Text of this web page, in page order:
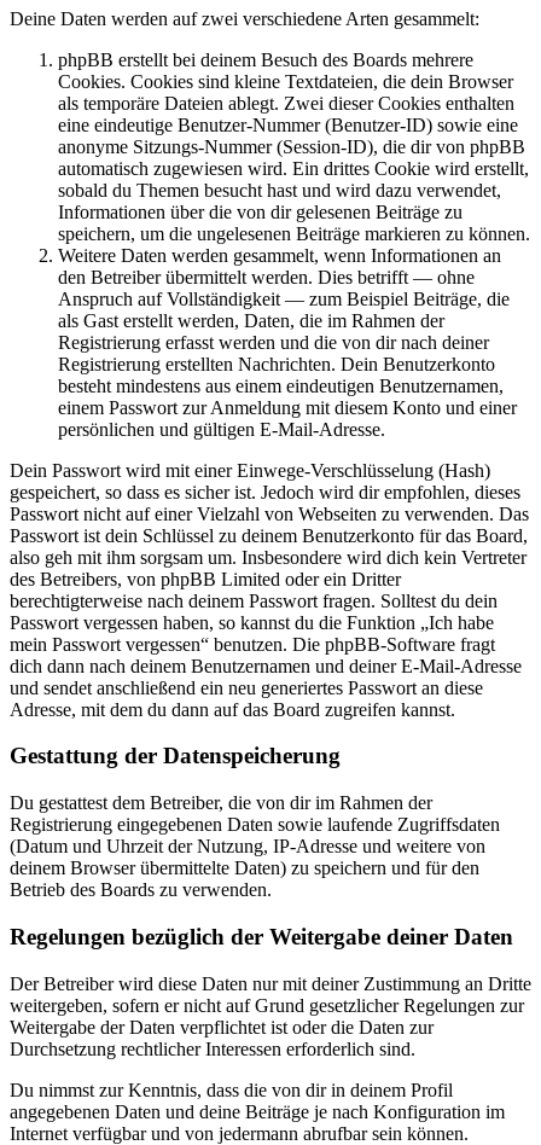
Deine Daten werden auf zwei verschiedene Arten gesammelt:
phpBB erstellt bei deinem Besuch des Boards mehrere
Cookies. Cookies sind kleine Textdateien, die dein Browser
als temporäre Dateien ablegt. Zwei dieser Cookies enthalten
eine eindeutige Benutzer-Nummer (Benutzer-ID) sowie eine
anonyme Sitzungs-Nummer (Session-ID), die dir von phpBB
automatisch zugewiesen wird. Ein drittes Cookie wird erstellt,
sobald du Themen besucht hast und wird dazu verwendet,
Informationen über die von dir gelesenen Beiträge zu
speichern, um die ungelesenen Beiträge markieren zu können.
Weitere Daten werden gesammelt, wenn Informationen an
den Betreiber übermittelt werden. Dies betrifft — ohne
Anspruch auf Vollständigkeit — zum Beispiel Beiträge, die
als Gast erstellt werden, Daten, die im Rahmen der
Registrierung erfasst werden und die von dir nach deiner
Registrierung erstellten Nachrichten. Dein Benutzerkonto
besteht mindestens aus einem eindeutigen Benutzernamen,
einem Passwort zur Anmeldung mit diesem Konto und einer
persönlichen und gültigen E-Mail-Adresse.
Dein Passwort wird mit einer Einwege-Verschlüsselung (Hash)
gespeichert, so dass es sicher ist. Jedoch wird dir empfohlen, dieses
Passwort nicht auf einer Vielzahl von Webseiten zu verwenden. Das
Passwort ist dein Schlüssel zu deinem Benutzerkonto für das Board,
also geh mit ihm sorgsam um. Insbesondere wird dich kein Vertreter
des Betreibers, von phpBB Limited oder ein Dritter
berechtigterweise nach deinem Passwort fragen. Solltest du dein
Passwort vergessen haben, so kannst du die Funktion „Ich habe
mein Passwort vergessen“ benutzen. Die phpBB-Software fragt
dich dann nach deinem Benutzernamen und deiner E-Mail-Adresse
und sendet anschließend ein neu generiertes Passwort an diese
Adresse, mit dem du dann auf das Board zugreifen kannst.
Gestattung der Datenspeicherung
Du gestattest dem Betreiber, die von dir im Rahmen der
Registrierung eingegebenen Daten sowie laufende Zugriffsdaten
(Datum und Uhrzeit der Nutzung, IP-Adresse und weitere von
deinem Browser übermittelte Daten) zu speichern und für den
Betrieb des Boards zu verwenden.
Regelungen bezüglich der Weitergabe deiner Daten
Der Betreiber wird diese Daten nur mit deiner Zustimmung an Dritte
weitergeben, sofern er nicht auf Grund gesetzlicher Regelungen zur
Weitergabe der Daten verpflichtet ist oder die Daten zur
Durchsetzung rechtlicher Interessen erforderlich sind.
Du nimmst zur Kenntnis, dass die von dir in deinem Profil
angegebenen Daten und deine Beiträge je nach Konfiguration im
Internet verfügbar und von jedermann abrufbar sein können.